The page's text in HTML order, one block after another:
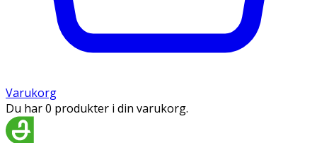
Varukorg
Du har 0 produkter i din varukorg.